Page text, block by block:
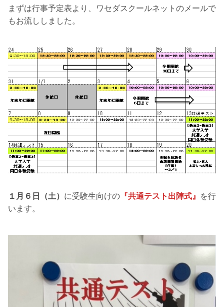
まずは行事予定表より、ワセダスクールネットのメールで
もお流ししました。
１月６日（土） に受験生向けの 『共通テスト出陣式』 を行
います。